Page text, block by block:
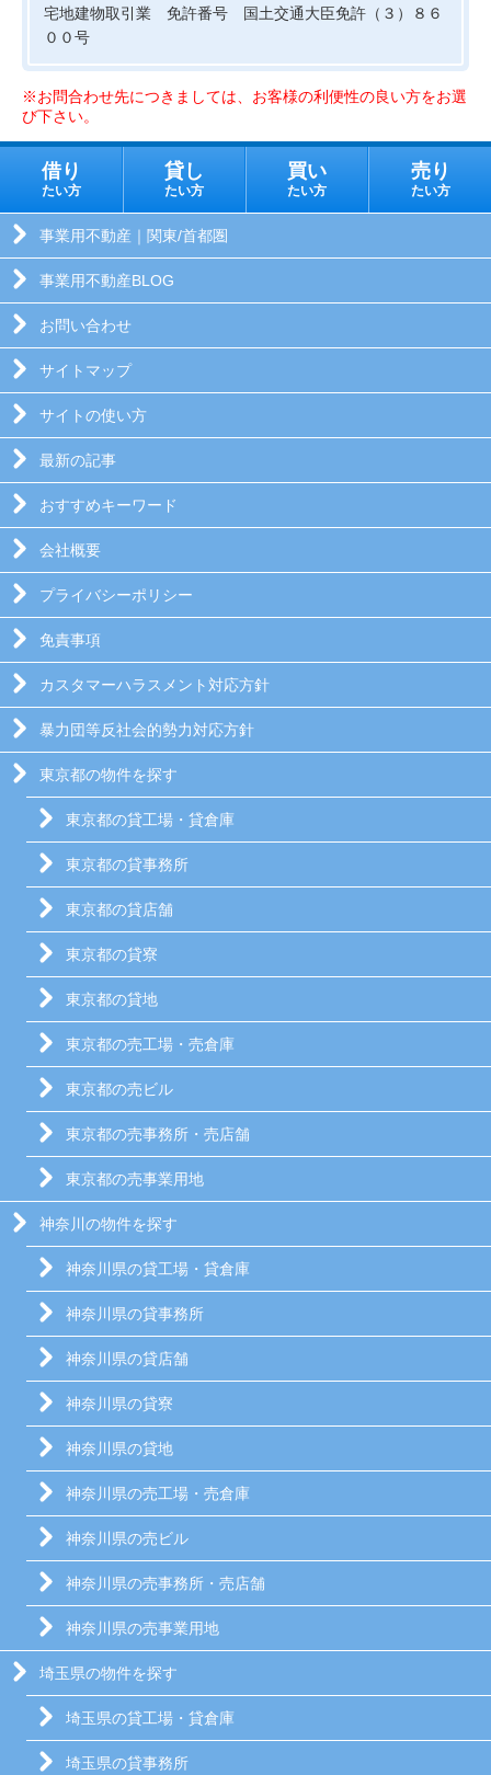
宅地建物取引業 免許番号 国土交通大臣免許（３）８６
００号
※お問合わせ先につきましては、お客様の利便性の良い方をお選
び下さい。
借り
たい方
貸し
たい方
買い
たい方
売り
たい方
事業用不動産｜関東/首都圏
事業用不動産BLOG
お問い合わせ
サイトマップ
サイトの使い方
最新の記事
おすすめキーワード
会社概要
プライバシーポリシー
免責事項
カスタマーハラスメント対応方針
暴力団等反社会的勢力対応方針
東京都の物件を探す
東京都の貸工場・貸倉庫
東京都の貸事務所
東京都の貸店舗
東京都の貸寮
東京都の貸地
東京都の売工場・売倉庫
東京都の売ビル
東京都の売事務所・売店舗
東京都の売事業用地
神奈川の物件を探す
神奈川県の貸工場・貸倉庫
神奈川県の貸事務所
神奈川県の貸店舗
神奈川県の貸寮
神奈川県の貸地
神奈川県の売工場・売倉庫
神奈川県の売ビル
神奈川県の売事務所・売店舗
神奈川県の売事業用地
埼玉県の物件を探す
埼玉県の貸工場・貸倉庫
埼玉県の貸事務所